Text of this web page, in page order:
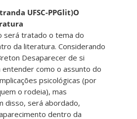
UFSC-PPGlit)O
será tratado o tema do
da literatura. Considerando
Desaparecer de si
como o assunto do
psicológicas (por
o rodeia), mas
disso, será abordado,
dentro da